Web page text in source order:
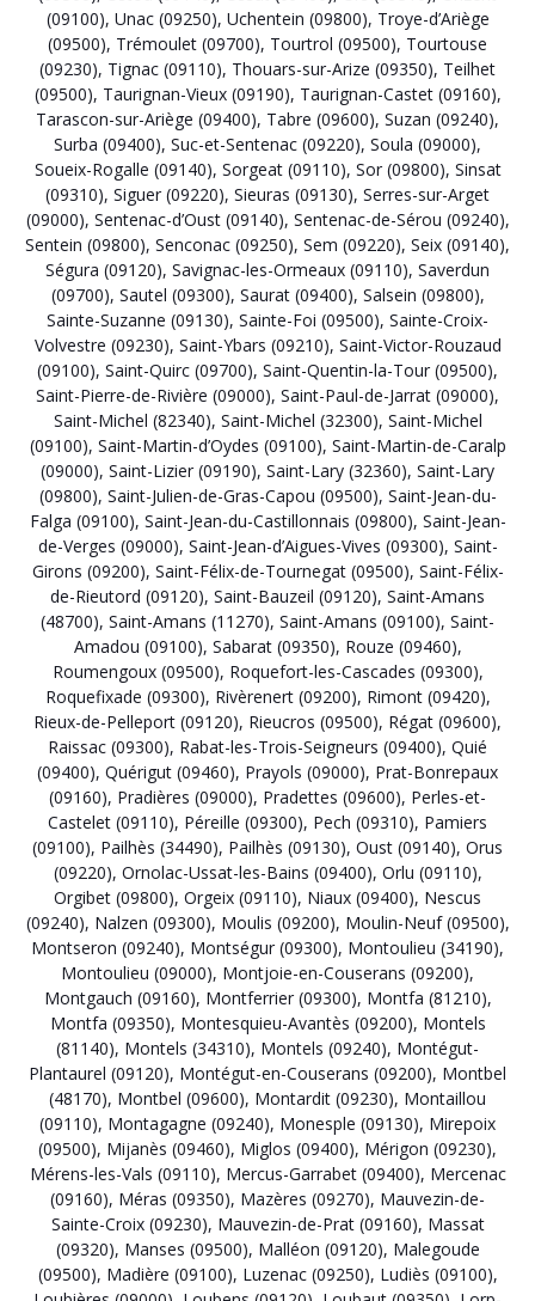
(09100), Unac (09250), Uchentein (09800), Troye-d’Ariège
(09500), Trémoulet (09700), Tourtrol (09500), Tourtouse
(09230), Tignac (09110), Thouars-sur-Arize (09350), Teilhet
(09500), Taurignan-Vieux (09190), Taurignan-Castet (09160),
Tarascon-sur-Ariège (09400), Tabre (09600), Suzan (09240),
Surba (09400), Suc-et-Sentenac (09220), Soula (09000),
Soueix-Rogalle (09140), Sorgeat (09110), Sor (09800), Sinsat
(09310), Siguer (09220), Sieuras (09130), Serres-sur-Arget
(09000), Sentenac-d’Oust (09140), Sentenac-de-Sérou (09240),
Sentein (09800), Senconac (09250), Sem (09220), Seix (09140),
Ségura (09120), Savignac-les-Ormeaux (09110), Saverdun
(09700), Sautel (09300), Saurat (09400), Salsein (09800),
Sainte-Suzanne (09130), Sainte-Foi (09500), Sainte-Croix-
Volvestre (09230), Saint-Ybars (09210), Saint-Victor-Rouzaud
(09100), Saint-Quirc (09700), Saint-Quentin-la-Tour (09500),
Saint-Pierre-de-Rivière (09000), Saint-Paul-de-Jarrat (09000),
Saint-Michel (82340), Saint-Michel (32300), Saint-Michel
(09100), Saint-Martin-d’Oydes (09100), Saint-Martin-de-Caralp
(09000), Saint-Lizier (09190), Saint-Lary (32360), Saint-Lary
(09800), Saint-Julien-de-Gras-Capou (09500), Saint-Jean-du-
Falga (09100), Saint-Jean-du-Castillonnais (09800), Saint-Jean-
de-Verges (09000), Saint-Jean-d’Aigues-Vives (09300), Saint-
Girons (09200), Saint-Félix-de-Tournegat (09500), Saint-Félix-
de-Rieutord (09120), Saint-Bauzeil (09120), Saint-Amans
(48700), Saint-Amans (11270), Saint-Amans (09100), Saint-
Amadou (09100), Sabarat (09350), Rouze (09460),
Roumengoux (09500), Roquefort-les-Cascades (09300),
Roquefixade (09300), Rivèrenert (09200), Rimont (09420),
Rieux-de-Pelleport (09120), Rieucros (09500), Régat (09600),
Raissac (09300), Rabat-les-Trois-Seigneurs (09400), Quié
(09400), Quérigut (09460), Prayols (09000), Prat-Bonrepaux
(09160), Pradières (09000), Pradettes (09600), Perles-et-
Castelet (09110), Péreille (09300), Pech (09310), Pamiers
(09100), Pailhès (34490), Pailhès (09130), Oust (09140), Orus
(09220), Ornolac-Ussat-les-Bains (09400), Orlu (09110),
Orgibet (09800), Orgeix (09110), Niaux (09400), Nescus
(09240), Nalzen (09300), Moulis (09200), Moulin-Neuf (09500),
Montseron (09240), Montségur (09300), Montoulieu (34190),
Montoulieu (09000), Montjoie-en-Couserans (09200),
Montgauch (09160), Montferrier (09300), Montfa (81210),
Montfa (09350), Montesquieu-Avantès (09200), Montels
(81140), Montels (34310), Montels (09240), Montégut-
Plantaurel (09120), Montégut-en-Couserans (09200), Montbel
(48170), Montbel (09600), Montardit (09230), Montaillou
(09110), Montagagne (09240), Monesple (09130), Mirepoix
(09500), Mijanès (09460), Miglos (09400), Mérigon (09230),
Mérens-les-Vals (09110), Mercus-Garrabet (09400), Mercenac
(09160), Méras (09350), Mazères (09270), Mauvezin-de-
Sainte-Croix (09230), Mauvezin-de-Prat (09160), Massat
(09320), Manses (09500), Malléon (09120), Malegoude
(09500), Madière (09100), Luzenac (09250), Ludiès (09100),